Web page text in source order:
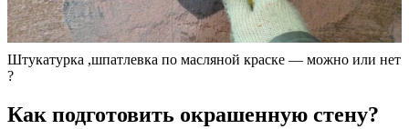
Штукатурка ,шпатлевка по масляной краске — можно или нет
?
Как подготовить окрашенную стену?